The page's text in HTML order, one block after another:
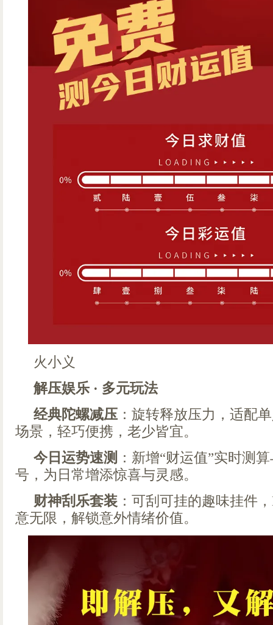
火小义
解压娱乐 · 多元玩法
经典陀螺减压 ：旋转释放压力，适配
场景，轻巧便携，老少皆宜。
今日运势速测 ：新增“财运值”实时测
号，为日常增添惊喜与灵感。
财神刮乐套装 ：可刮可挂的趣味挂件
意无限，解锁意外情绪价值。